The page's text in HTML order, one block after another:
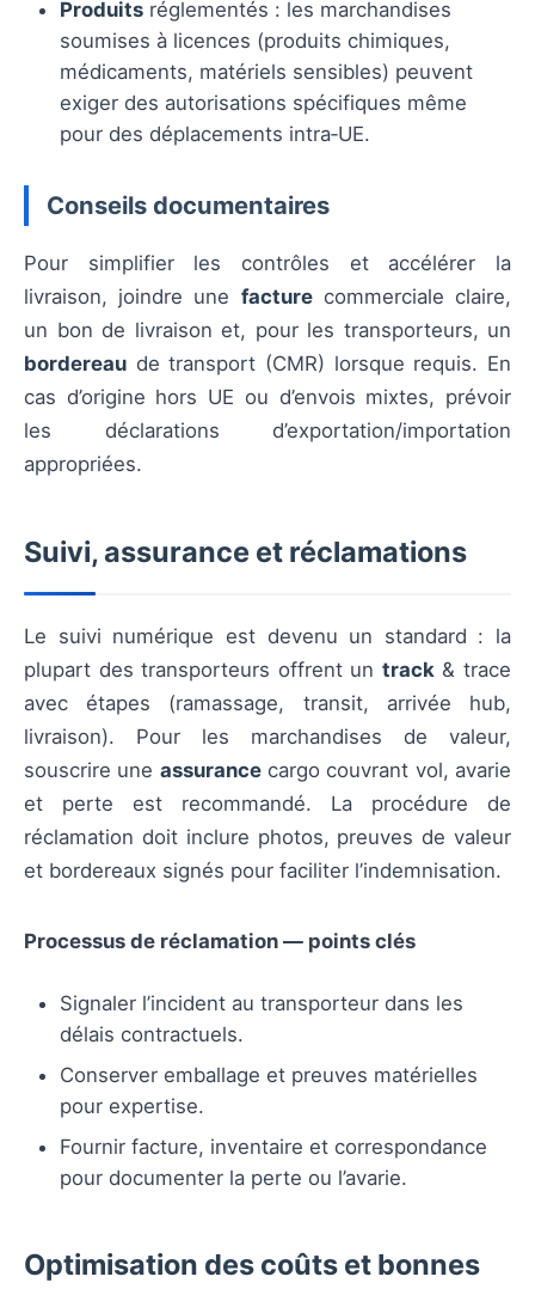
Produits réglementés : les marchandises
soumises à licences (produits chimiques,
médicaments, matériels sensibles) peuvent
exiger des autorisations spécifiques même
pour des déplacements intra‑UE.
Conseils documentaires
Pour simplifier les contrôles et accélérer la
livraison, joindre une facturecommerciale claire,
un bon de livraison et, pour les transporteurs, un
bordereau de transport (CMR) lorsque requis. En
cas d’origine hors UE ou d’envois mixtes, prévoir
les déclarations d’exportation/importation
appropriées.
Suivi, assurance et réclamations
Le suivi numérique est devenu un standard : la
plupart des transporteurs offrent un track& trace
avec étapes (ramassage, transit, arrivée hub,
livraison). Pour les marchandises de valeur,
souscrire une assurancecargo couvrant vol, avarie
et perte est recommandé. La procédure de
réclamation doit inclure photos, preuves de valeur
et bordereaux signés pour faciliter l’indemnisation.
Processus de réclamation — points clés
Signaler l’incident au transporteur dans les
délais contractuels.
Conserver emballage et preuves matérielles
pour expertise.
Fournir facture, inventaire et correspondance
pour documenter la perte ou l’avarie.
Optimisation des coûts et bonnes